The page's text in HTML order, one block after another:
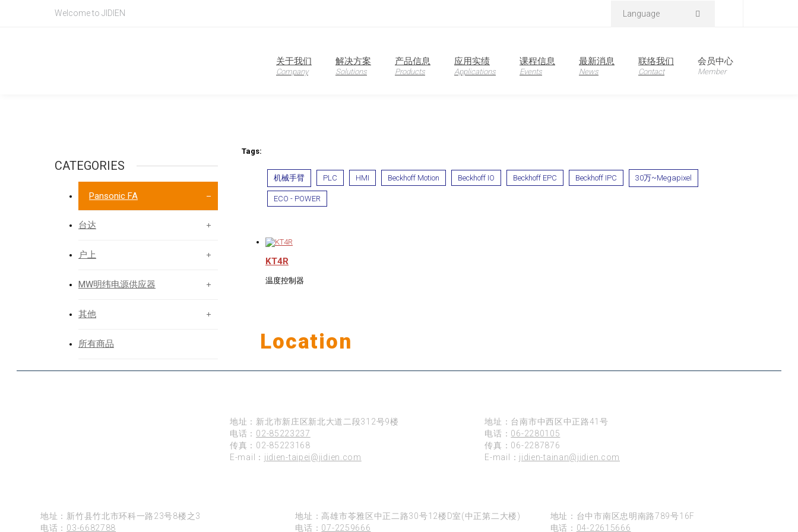
Welcome to JIDIEN Language
关于我们
Company
解决方案
Solutions
产品信息
Products
应用实绩
Applications
课程信息
Events
最新消息
News
联络我们
Contact
会员中心
Member
Product Introduction
CATEGORIES
Pansonic FA
台达
户上
MW明纬电源供应器
其他
所有商品
Tags:
机械手臂 PLC HMI Beckhoff Motion Beckhoff IO Beckhoff EPC Beckhoff IPC 30万~Megapixel
ECO - POWER
KT4R
温度控制器
Location
地址：新北市新庄区新北大道二段312号9楼
电话： 02-85223237
传真：02-85223168
E-mail： jidien-taipei@jidien.com
地址：台南市中西区中正路41号
电话： 06-2280105
传真：06-2287876
E-mail： jidien-tainan@jidien.com
地址：新竹县竹北市环科一路23号8楼之3
电话： 03-6682788
地址：高雄市苓雅区中正二路30号12楼D室(中正第二大楼)
电话： 07-2259666
地址：台中市南区忠明南路789号16F
电话： 04-22615666